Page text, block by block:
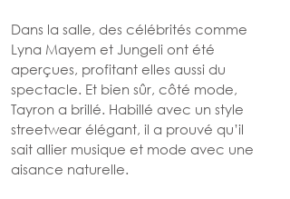
Dans la salle, des célébrités comme
Lyna Mayem et Jungeli ont été
aperçues, profitant elles aussi du
spectacle. Et bien sûr, côté mode,
Tayron a brillé. Habillé avec un style
streetwear élégant, il a prouvé qu’il
sait allier musique et mode avec une
aisance naturelle.